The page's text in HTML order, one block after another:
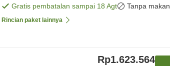
Gratis pembatalan sampai 18 Agt Tanpa makan
Rincian paket lainnya
Rp1.623.564